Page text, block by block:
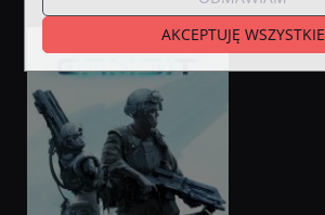
AKCEPTUJĘ WSZYSTKIE